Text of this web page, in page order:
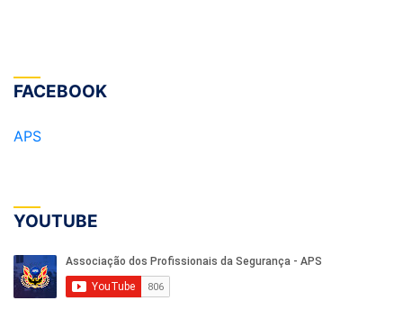
FACEBOOK
APS
YOUTUBE